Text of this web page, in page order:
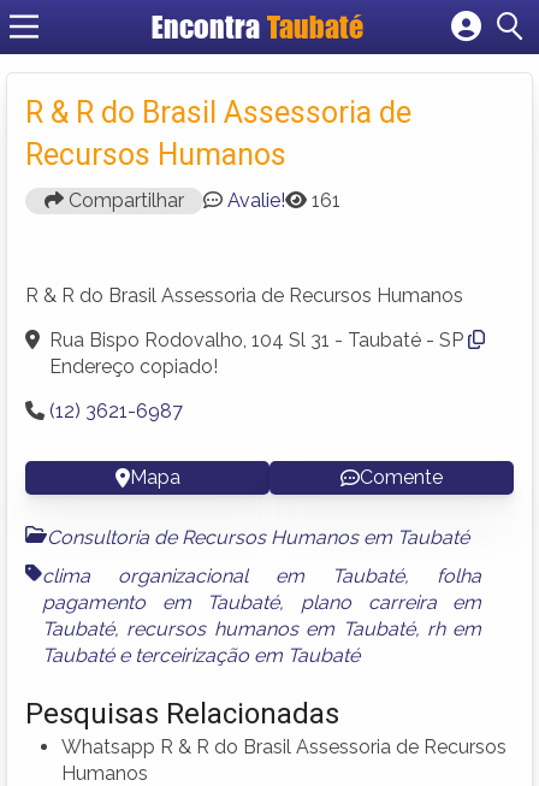
EncontraTaubaté
Cadastrar empresa
Criar conta
R & R do Brasil Assessoria de
Recursos Humanos
Compartilhar Avalie! 161
R & R do Brasil Assessoria de Recursos Humanos
Rua Bispo Rodovalho, 104 Sl 31 - Taubaté - SP
Endereço copiado!
(12) 3621-6987
Mapa Comente
Consultoria de Recursos Humanos em Taubaté
clima organizacional em Taubaté, folha
pagamento em Taubaté, plano carreira em
Taubaté, recursos humanos em Taubaté, rh em
Taubatée terceirização em Taubaté
Pesquisas Relacionadas
Whatsapp R & R do Brasil Assessoria de Recursos
Humanos